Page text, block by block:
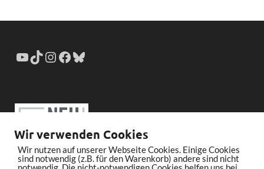
Wir verwenden Cookies
Wir nutzen auf unserer Webseite Cookies. Einige Cookies
sind notwendig (z.B. für den Warenkorb) andere sind nicht